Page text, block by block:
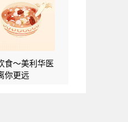
食～美利华医
你更远